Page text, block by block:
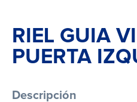
RIEL GUIA
PUERTA
Descripción